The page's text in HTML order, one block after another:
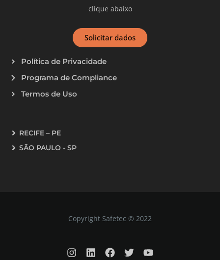
clique abaixo
Solicitar dados
Política de Privacidade
Programa de Compliance
Termos de Uso
RECIFE – PE
SÃO PAULO - SP
Copyright Safetec © 2022